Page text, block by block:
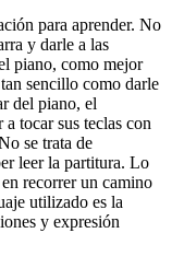
para aprender. No
y darle a las
piano, como mejor
sencillo como darle
del piano, el
tocar sus teclas con
se trata de
leer la partitura. Lo
recorrer un camino
utilizado es la
y expresión